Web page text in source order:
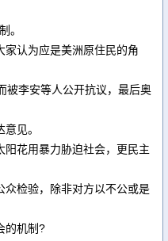
。
家认为应是美洲原住民的角
被李安等人公开抗议，最后奥
见。
花用暴力胁迫社会，更民主
众检验，除非对方以不公或是
的机制?